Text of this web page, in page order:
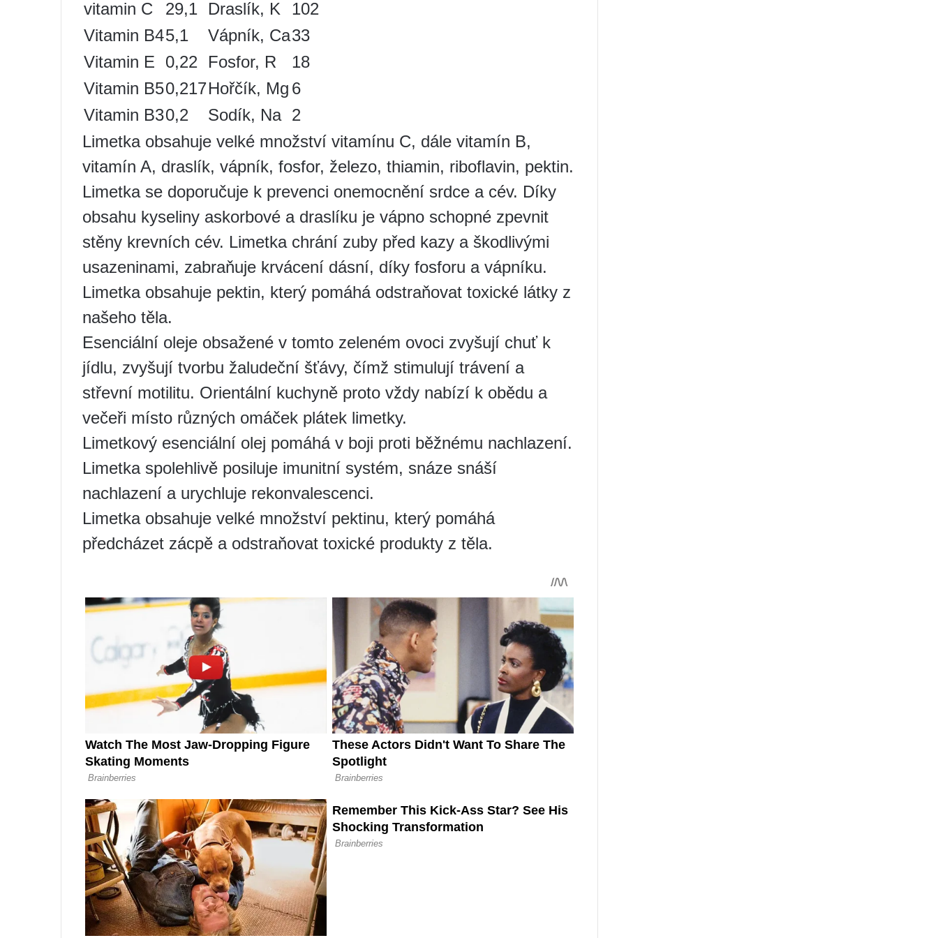
vitamin C 29,1 Draslík, K
102
Vitamin B45,1 Vápník, Ca33
Vitamin E
0,22 Fosfor, R
18
Vitamin B50,217Hořčík, Mg 6
Vitamin B30,2 Sodík, Na 2
Limetka obsahuje velké množství vitamínu C, dále vitamín B,
vitamín A, draslík, vápník, fosfor, železo, thiamin, riboflavin, pektin.
Limetka se doporučuje k prevenci onemocnění srdce a cév. Díky
obsahu kyseliny askorbové a draslíku je vápno schopné zpevnit
stěny krevních cév. Limetka chrání zuby před kazy a škodlivými
usazeninami, zabraňuje krvácení dásní, díky fosforu a vápníku.
Limetka obsahuje pektin, který pomáhá odstraňovat toxické látky z
našeho těla.
Esenciální oleje obsažené v tomto zeleném ovoci zvyšují chuť k
jídlu, zvyšují tvorbu žaludeční šťávy, čímž stimulují trávení a
střevní motilitu. Orientální kuchyně proto vždy nabízí k obědu a
večeři místo různých omáček plátek limetky.
Limetkový esenciální olej pomáhá v boji proti běžnému nachlazení.
Limetka spolehlivě posiluje imunitní systém, snáze snáší
nachlazení a urychluje rekonvalescenci.
Limetka obsahuje velké množství pektinu, který pomáhá
předcházet zácpě a odstraňovat toxické produkty z těla.